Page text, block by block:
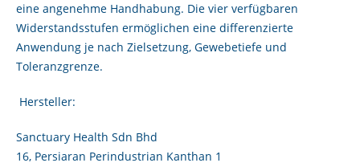
eine angenehme Handhabung. Die vier verfügbaren
Widerstandsstufen ermöglichen eine differenzierte
Anwendung je nach Zielsetzung, Gewebetiefe und
Toleranzgrenze.
Hersteller:
Sanctuary Health Sdn Bhd
16, Persiaran Perindustrian Kanthan 1